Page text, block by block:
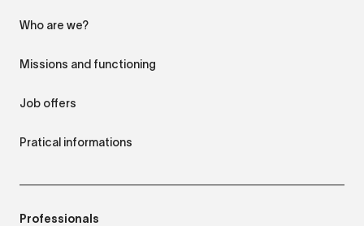
Who are we?
Missions and functioning
Job offers
Pratical informations
Professionals